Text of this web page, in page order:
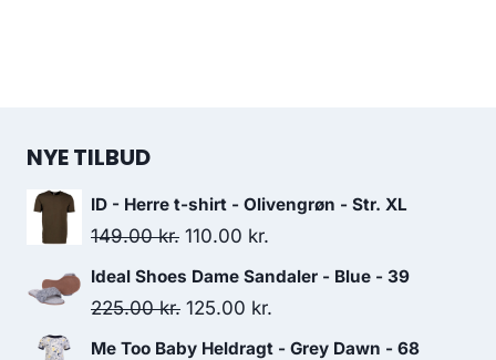
NYE TILBUD
ID - Herre t-shirt - Olivengrøn - Str. XL
149.00kr. Original
price
was:
110.00 kr.
price
Ideal Shoes Dame Sandaler - Blue - 39
225.00kr. Original
price
125.00 kr.
price
Me Too Baby Heldragt - Grey Dawn - 68